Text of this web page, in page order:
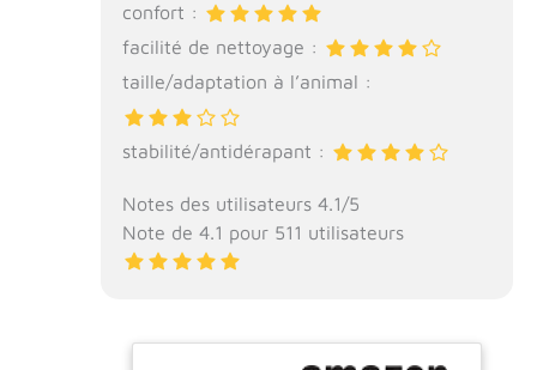
confort :
facilité de nettoyage :
taille/adaptation à l’animal :
stabilité/antidérapant :
Notes des utilisateurs 4.1/5
Note de 4.1 pour 511 utilisateurs